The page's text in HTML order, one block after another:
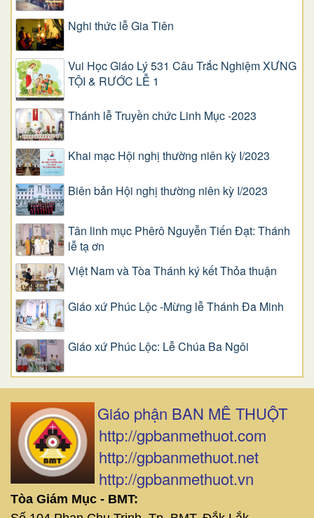
Nghi thức lễ Gia Tiên
Vui Học Giáo Lý 531 Câu Trắc Nghiệm XƯNG
TỘI & RƯỚC LỄ 1
Thánh lễ Truyền chức Linh Mục -2023
Khai mạc Hội nghị thường niên kỳ I/2023
Biên bản Hội nghị thường niên kỳ I/2023
Tân linh mục Phêrô Nguyễn Tiến Đạt: Thánh
lễ tạ ơn
Việt Nam và Tòa Thánh ký kết Thỏa thuận
Giáo xứ Phúc Lộc -Mừng lễ Thánh Đa Minh
Giáo xứ Phúc Lộc: Lễ Chúa Ba Ngôi
Giáo phận BAN MÊ THUỘT
http://gpbanmethuot.com
http://gpbanmethuot.net
http://gpbanmethuot.vn
Tòa Giám Mục - BMT: